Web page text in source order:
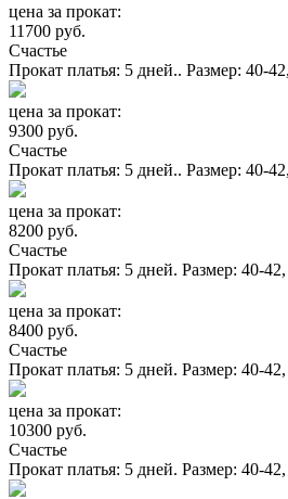
цена за прокат:
11700 руб.
Счастье
Прокат платья: 5 дней.. Размер: 40-
цена за прокат:
9300 руб.
Счастье
Прокат платья: 5 дней.. Размер: 40-
цена за прокат:
8200 руб.
Счастье
Прокат платья: 5 дней. Размер: 40-
цена за прокат:
8400 руб.
Счастье
Прокат платья: 5 дней. Размер: 40-
цена за прокат:
10300 руб.
Счастье
Прокат платья: 5 дней. Размер: 40-